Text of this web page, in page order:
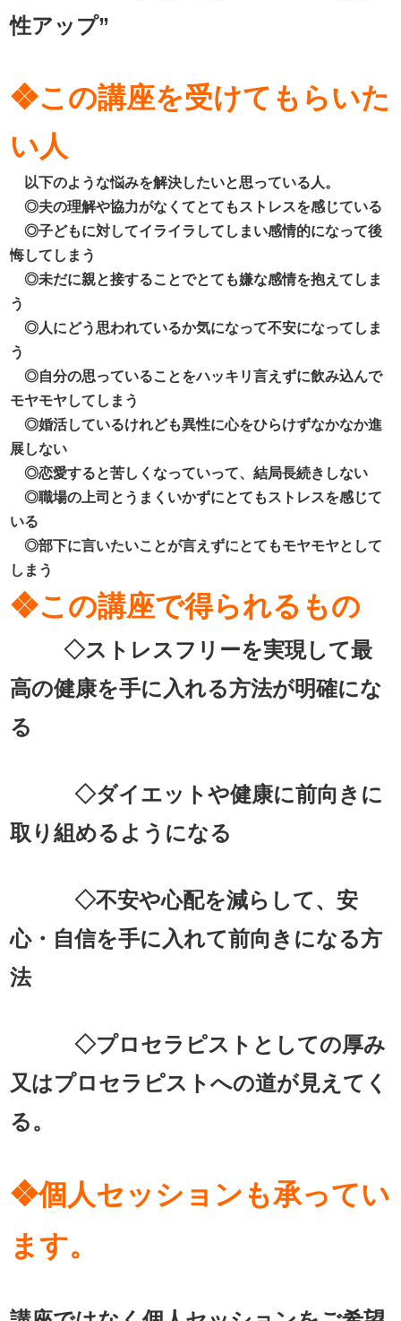
性アップ”
❖この講座を受けてもらいた
い人
以下のような悩みを解決したいと思っている人。
◎夫の理解や協力がなくてとてもストレスを感じている
◎子どもに対してイライラしてしまい感情的になって後
悔してしまう
◎未だに親と接することでとても嫌な感情を抱えてしま
う
◎人にどう思われているか気になって不安になってしま
う
◎自分の思っていることをハッキリ言えずに飲み込んで
モヤモヤしてしまう
◎婚活しているけれども異性に心をひらけずなかなか進
展しない
◎恋愛すると苦しくなっていって、結局長続きしない
◎職場の上司とうまくいかずにとてもストレスを感じて
いる
◎部下に言いたいことが言えずにとてもモヤモヤとして
しまう
❖この講座で得られるもの
◇ストレスフリーを実現して最
高の健康を手に入れる方法が明確にな
る
◇ダイエットや健康に前向きに
取り組めるようになる
◇不安や心配を減らして、安
心・自信を手に入れて前向きになる方
法
◇プロセラピストとしての厚み
又はプロセラピストへの道が見えてく
る。
❖個人セッションも承ってい
ます。